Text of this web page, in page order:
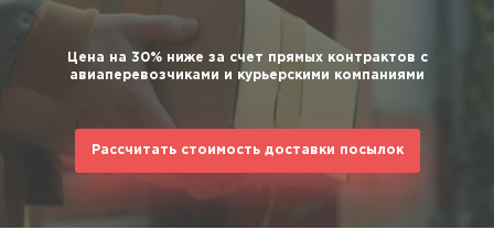
Цена на 30% ниже за счет прямых контрактов с
авиаперевозчиками и курьерскими компаниями
Рассчитать стоимость доставки посылок